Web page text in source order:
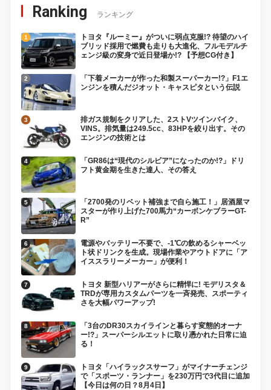
Ranking ランキング
トヨタ『ルーミー』がついに弱点克服!? 待望のハイ
ブリッド採用で燃費も走りも大進化、フルモデルチ
ェンジ級の変身で近日登場か!? 【予想CG付き】
「下着メーカーが作った和製スーパーカー!?」F1エ
ンジンを積んだジオット・キャスピタという伝説
排ガス規制をクリアした、2ストVツインバイク、
VINS。排気量は249.5cc、83HPを絞り出す。その
エンジンの技術とは
「GR86は“現代のシルビア”になったのか!?」ドリ
フト黄金期を生きた達人、その答え
「2700発のリベット補強まで自ら施工！」居酒屋マ
スターが作り上げた700馬力“カーボンケブラーGT-
R”
電源やバッテリー不要で、-1℃の飲めるシャーベッ
ト状ドリンクを生成。現場作業やアウトドアに「ア
イススラリーメーカー」が便利！
トヨタ 新型ハリアーがさらに精悍に! モデリスタ＆
TRDが専用カスタムパーツを一斉発売、スポーティ
さを大幅パワーアップ!
「3台のDR30スカイラインと暮らす変態的オーナ
ー!?」スーパーシルエットに取り憑かれた日常に迫
る！
トヨタ「ハイラックスサーフ」がマイナーチェンジ
で「スポーツ・ランナー」を230万円で3代目に追加
【今日は何の日？8月4日】